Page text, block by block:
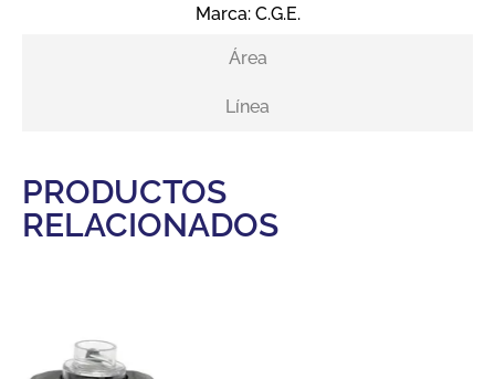
Marca: C.G.E.
Área
Línea
PRODUCTOS
RELACIONADOS